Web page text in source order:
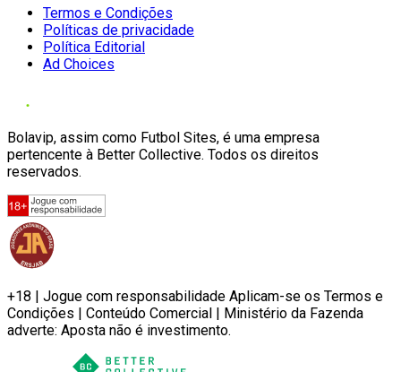
Termos e Condições
Políticas de privacidade
Política Editorial
Ad Choices
Bolavip, assim como Futbol Sites, é uma empresa
pertencente à Better Collective. Todos os direitos
reservados.
+18 | Jogue com responsabilidade Aplicam-se os Termos e
Condições | Conteúdo Comercial | Ministério da Fazenda
adverte: Aposta não é investimento.